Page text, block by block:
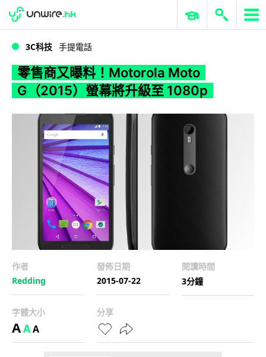
WWDC 2026 ERP 與商業 AI
3C科技 手提電話
零售商又曝料！Motorola Moto
G（2015）螢幕將升級至 1080p
作者
Redding
發佈日期
2015-07-22
閱讀時間
3分鐘
字體大小
AAA
分享